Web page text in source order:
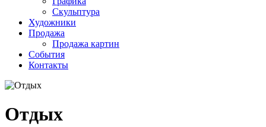
Скульптура
Художники
Продажа
Продажа картин
События
Контакты
Отдых